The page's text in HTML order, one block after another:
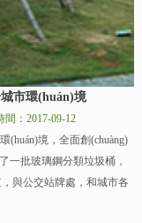
市環(huán)境
間：2017-09-12
(huán)境，全面創(chuàng)
一批玻璃鋼分類垃圾桶，
與公交站牌處，和城市各